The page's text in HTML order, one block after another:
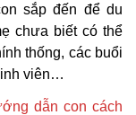
sắp đến để du
chưa biết có thể
thống, các buổi
viên…
dẫn con cách